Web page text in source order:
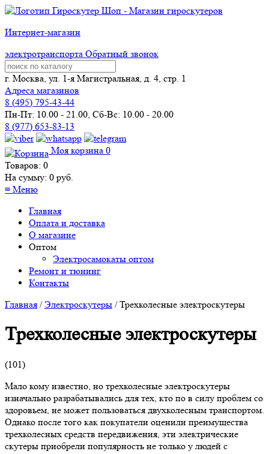
Интернет-магазин
электротранспорта Обратный звонок
г. Москва, ул. 1-я Магистральная, д. 4, стр. 1
Адреса магазинов
8 (495) 795-43-44
Пн-Пт: 10.00 - 21.00, Сб-Вс: 10.00 - 20.00
8 (977) 653-83-13
Моя корзина 0
Товаров: 0
На сумму: 0 руб.
≡ Меню
Главная
Оплата и доставка
О магазине
Оптом
Электросамокаты оптом
Ремонт и тюнинг
Контакты
Главная /Электроскутеры /Трехколесные электроскутеры
Трехколесные электроскутеры
(101)
Мало кому известно, но трехколесные электроскутеры
изначально разрабатывались для тех, кто по в силу проблем со
здоровьем, не может пользоваться двухколесным транспортом.
Однако после того как покупатели оценили преимущества
трехколесных средств передвижения, эти электрические
скутеры приобрели популярность не только у людей с